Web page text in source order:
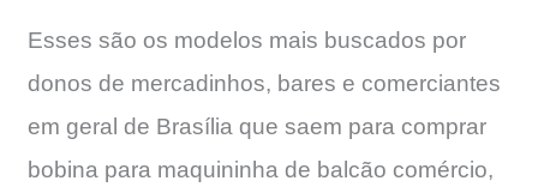
Esses são os modelos mais buscados por
donos de mercadinhos, bares e comerciantes
em geral de Brasília que saem para comprar
bobina para maquininha de balcão comércio,